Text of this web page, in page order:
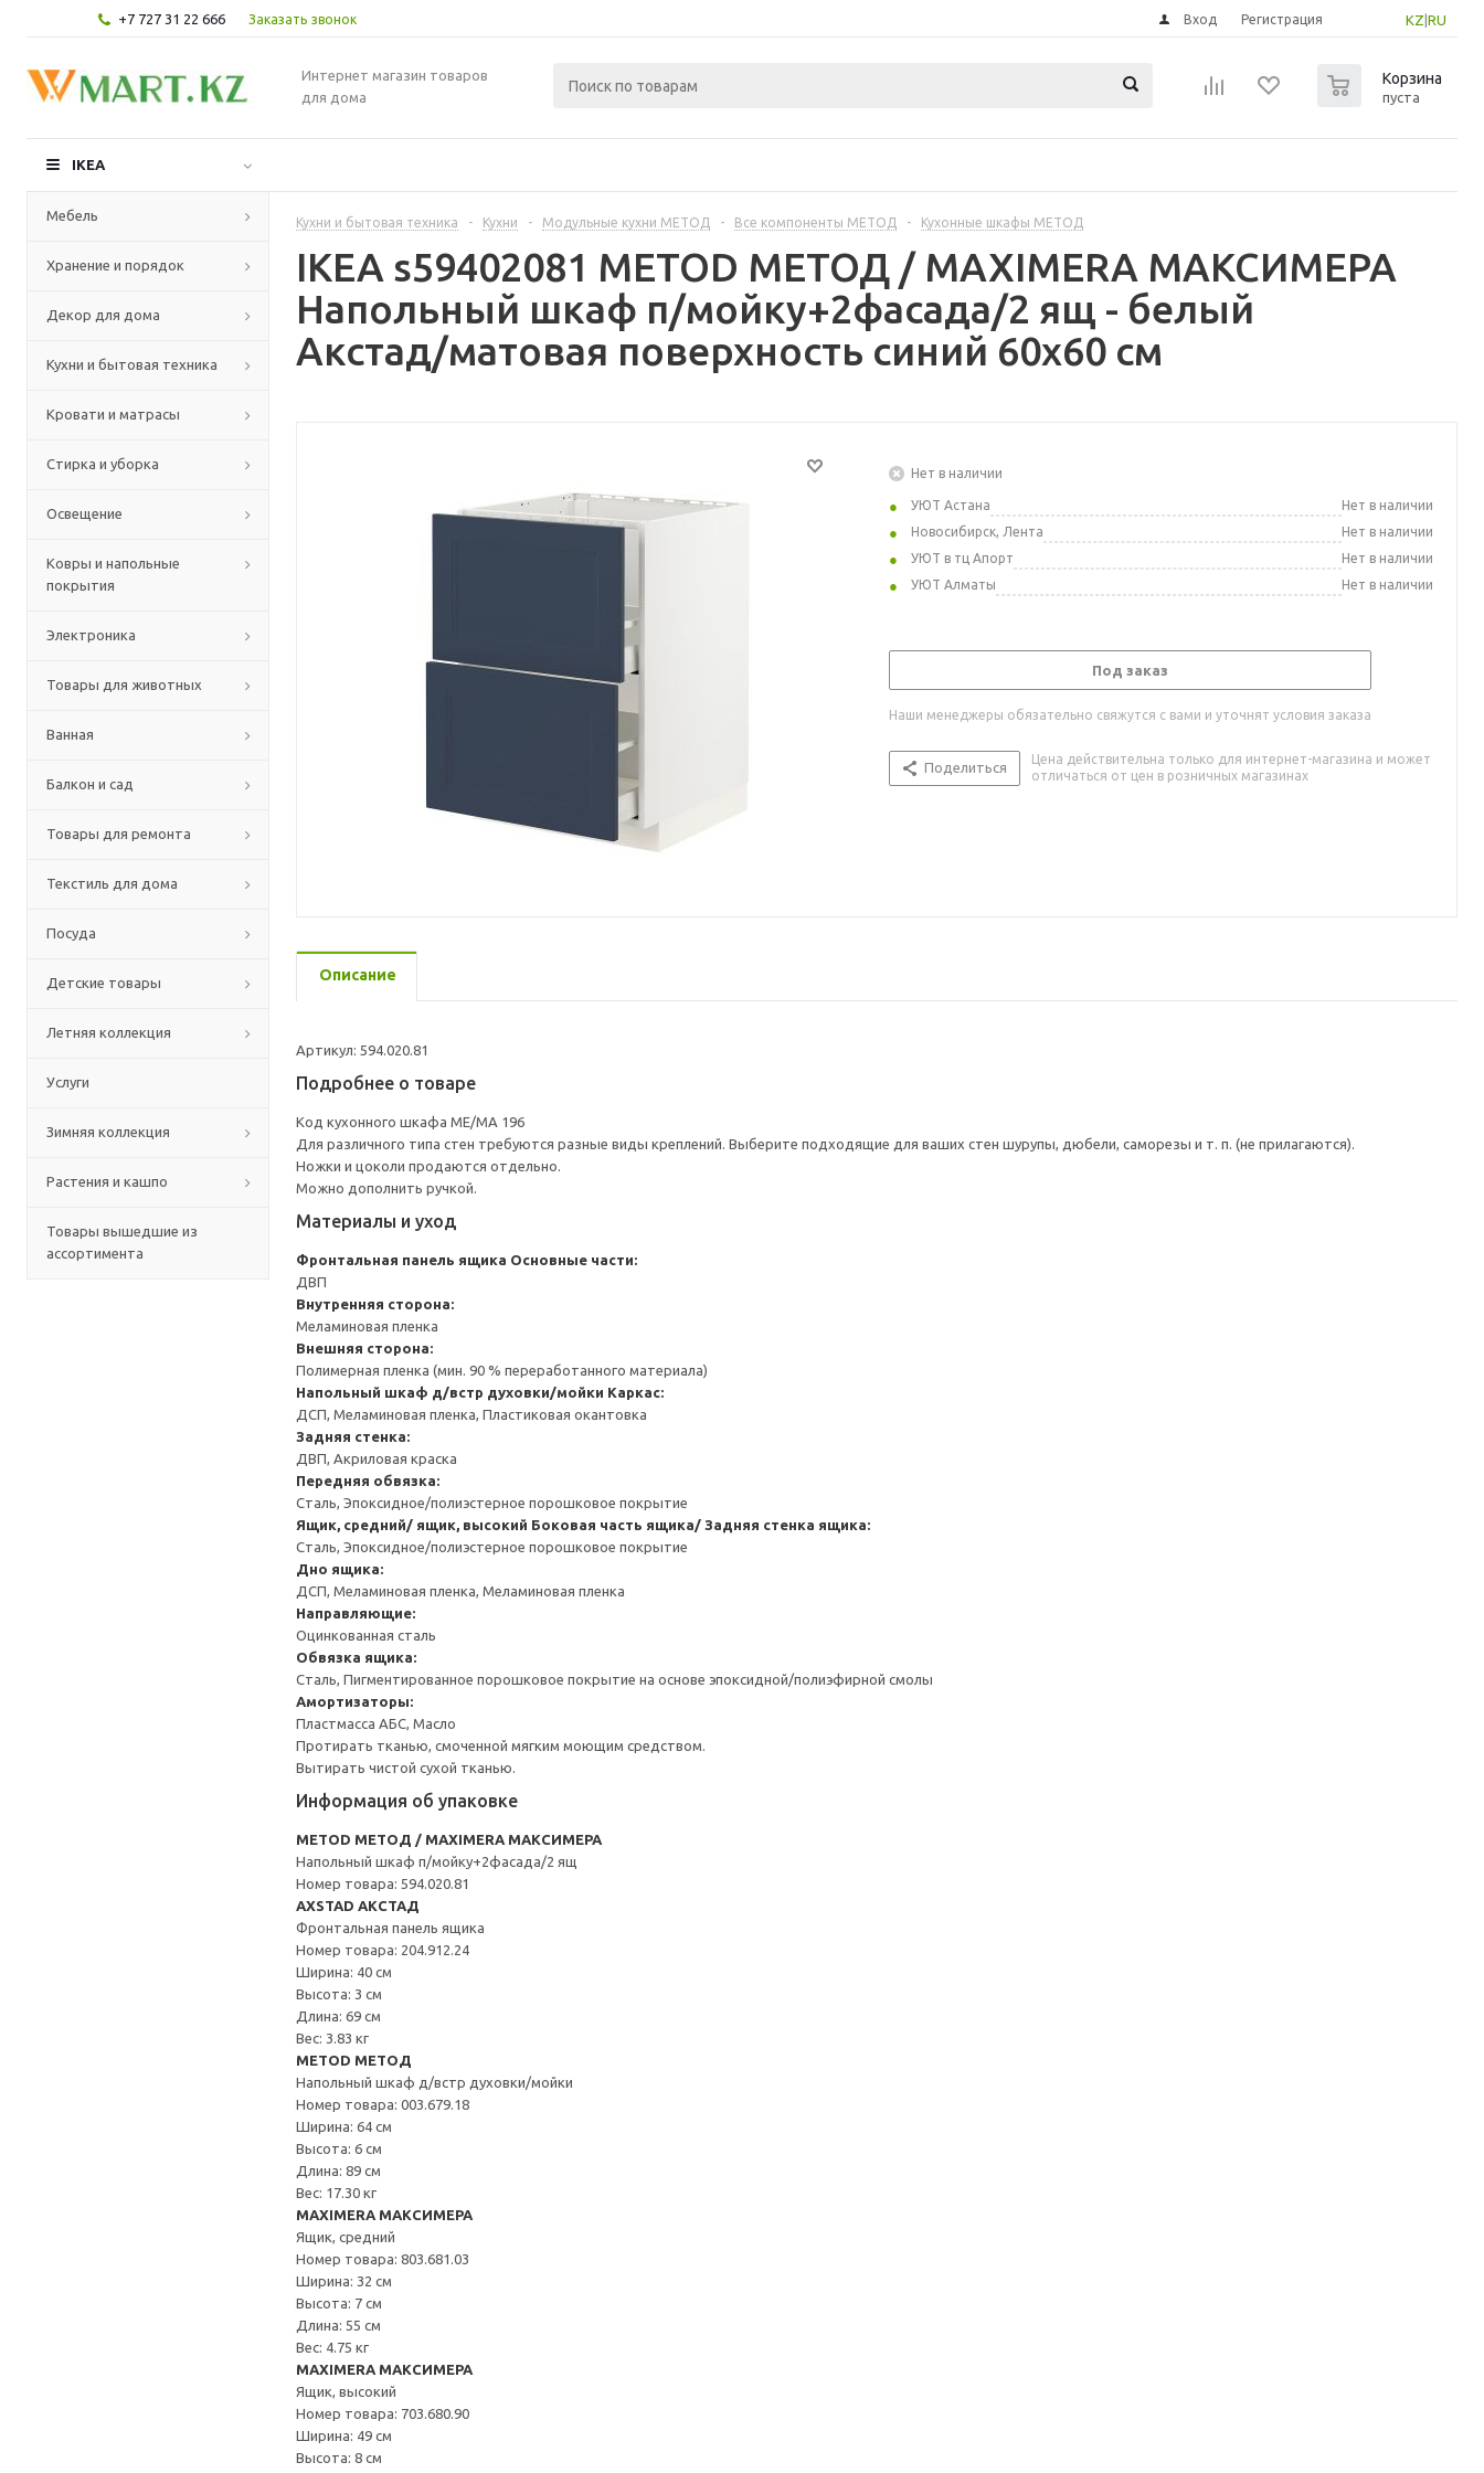
+7 727 31 22 666 Заказать звонок KZ RU
Вход Регистрация
Интернет магазин товаров
для дома
Корзина
пуста
IKEA
Мебель
Хранение и порядок
Декор для дома
Кухни и бытовая техника
Кровати и матрасы
Стирка и уборка
Освещение
Ковры и напольные
покрытия
Электроника
Товары для животных
Ванная
Балкон и сад
Товары для ремонта
Текстиль для дома
Посуда
Детские товары
Летняя коллекция
Услуги
Зимняя коллекция
Растения и кашпо
Товары вышедшие из
ассортимента
Кухни и бытовая техника - Кухни - Модульные кухни МЕТОД - Все компоненты МЕТОД - Кухонные шкафы МЕТОД
IKEA s59402081 METOD МЕТОД / MAXIMERA МАКСИМЕРА
Напольный шкаф п/мойку+2фасада/2 ящ - белый
Акстад/матовая поверхность синий 60x60 см
Нет в наличии
УЮТ Астана
Нет в наличии
Новосибирск, Лента
Нет в наличии
УЮТ в тц Апорт
Нет в наличии
УЮТ Алматы
Нет в наличии
Под заказ
Наши менеджеры обязательно свяжутся с вами и уточнят условия заказа
Поделиться
Цена действительна только для интернет-магазина и может
отличаться от цен в розничных магазинах
Описание
Артикул: 594.020.81
Подробнее о товаре
Код кухонного шкафа ME/MA 196
Для различного типа стен требуются разные виды креплений. Выберите подходящие для ваших стен шурупы, дюбели, саморезы и т. п. (не прилагаются).
Ножки и цоколи продаются отдельно.
Можно дополнить ручкой.
Материалы и уход
Фронтальная панель ящика Основные части:
ДВП
Внутренняя сторона:
Меламиновая пленка
Внешняя сторона:
Полимерная пленка (мин. 90 % переработанного материала)
Напольный шкаф д/встр духовки/мойки Каркас:
ДСП, Меламиновая пленка, Пластиковая окантовка
Задняя стенка:
ДВП, Акриловая краска
Передняя обвязка:
Сталь, Эпоксидное/полиэстерное порошковое покрытие
Ящик, средний/ ящик, высокий Боковая часть ящика/ Задняя стенка ящика:
Сталь, Эпоксидное/полиэстерное порошковое покрытие
Дно ящика:
ДСП, Меламиновая пленка, Меламиновая пленка
Направляющие:
Оцинкованная сталь
Обвязка ящика:
Сталь, Пигментированное порошковое покрытие на основе эпоксидной/полиэфирной смолы
Амортизаторы:
Пластмасса АБС, Масло
Протирать тканью, смоченной мягким моющим средством.
Вытирать чистой сухой тканью.
Информация об упаковке
METOD МЕТОД / MAXIMERA МАКСИМЕРА
Напольный шкаф п/мойку+2фасада/2 ящ
Номер товара: 594.020.81
AXSTAD АКСТАД
Фронтальная панель ящика
Номер товара: 204.912.24
Ширина: 40 см
Высота: 3 см
Длина: 69 см
Вес: 3.83 кг
METOD МЕТОД
Напольный шкаф д/встр духовки/мойки
Номер товара: 003.679.18
Ширина: 64 см
Высота: 6 см
Длина: 89 см
Вес: 17.30 кг
MAXIMERA МАКСИМЕРА
Ящик, средний
Номер товара: 803.681.03
Ширина: 32 см
Высота: 7 см
Длина: 55 см
Вес: 4.75 кг
MAXIMERA МАКСИМЕРА
Ящик, высокий
Номер товара: 703.680.90
Ширина: 49 см
Высота: 8 см